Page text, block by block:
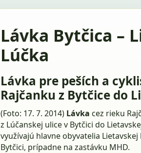
Lávka Bytčica –
Lúčka
Lávka pre peších a
Rajčanku z Bytčice do
(Foto: 17. 7. 2014) Lávka cez rieku
z Lúčanskej ulice v Bytčici do
využívajú hlavne obyvatelia
Bytčici, prípadne na zastávku MHD.